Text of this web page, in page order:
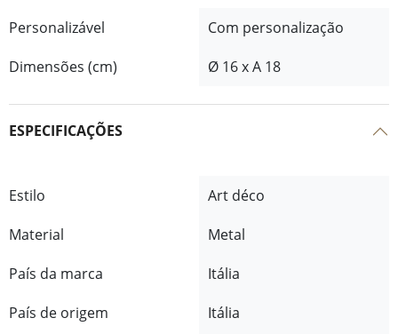
Personalizável
Com personalização
Dimensões (cm)
Ø 16 x A 18
ESPECIFICAÇÕES
Estilo
Art déco
Material
Metal
País da marca
Itália
País de origem
Itália